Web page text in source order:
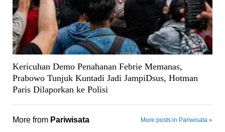
Kericuhan Demo Penahanan Febrie Memanas,
Prabowo Tunjuk Kuntadi Jadi JampiDsus, Hotman
Paris Dilaporkan ke Polisi
More from Pariwisata More posts in Pariwisata »